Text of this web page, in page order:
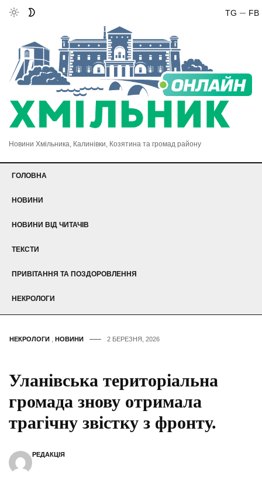
FB
TG
Новини Хмільника, Калинівки, Козятина та громад району
ГОЛОВНА
НОВИНИ
НОВИНИ ВІД ЧИТАЧІВ
ТЕКСТИ
ПРИВІТАННЯ ТА ПОЗДОРОВЛЕННЯ
НЕКРОЛОГИ
НЕКРОЛОГИ НОВИНИ 2 БЕРЕЗНЯ, 2026
Уланівська територіальна
громада знову отримала
трагічну звістку з фронту.
РЕДАКЦІЯ